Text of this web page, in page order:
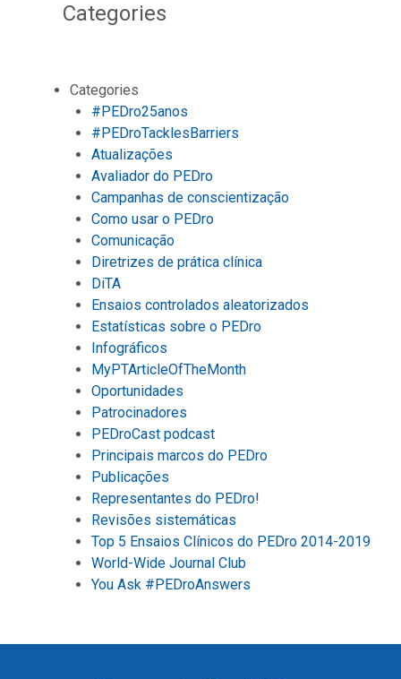
Categories
Categories
#PEDro25anos
#PEDroTacklesBarriers
Atualizações
Avaliador do PEDro
Campanhas de conscientização
Como usar o PEDro
Comunicação
Diretrizes de prática clínica
DiTA
Ensaios controlados aleatorizados
Estatísticas sobre o PEDro
Infográficos
MyPTArticleOfTheMonth
Oportunidades
Patrocinadores
PEDroCast podcast
Principais marcos do PEDro
Publicações
Representantes do PEDro!
Revisões sistemáticas
Top 5 Ensaios Clínicos do PEDro 2014-2019
World-Wide Journal Club
You Ask #PEDroAnswers